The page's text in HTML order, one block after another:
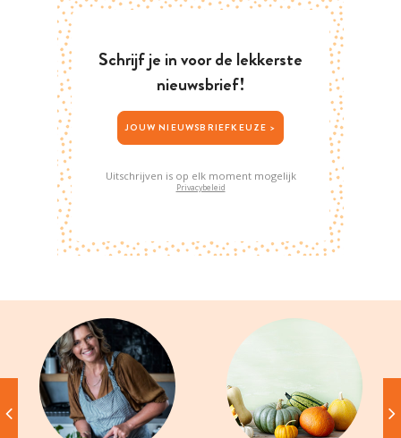
Schrijf je in voor de lekkerste
nieuwsbrief!
JOUW NIEUWSBRIEFKEUZE >
Uitschrijven is op elk moment mogelijk
Privacybeleid